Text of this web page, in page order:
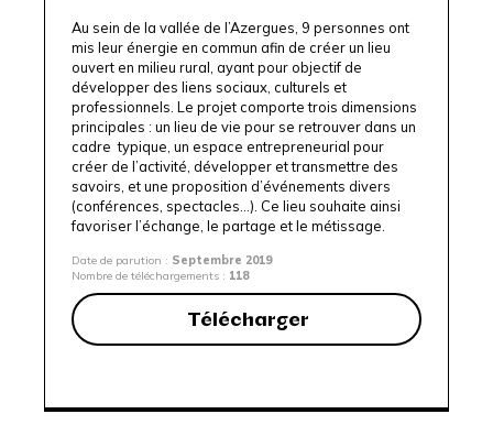
Au sein de la vallée de l’Azergues, 9 personnes ont
mis leur énergie en commun afin de créer un lieu
ouvert en milieu rural, ayant pour objectif de
développer des liens sociaux, culturels et
professionnels. Le projet comporte trois dimensions
principales : un lieu de vie pour se retrouver dans un
cadre typique, un espace entrepreneurial pour
créer de l’activité, développer et transmettre des
savoirs, et une proposition d’événements divers
(conférences, spectacles…). Ce lieu souhaite ainsi
favoriser l’échange, le partage et le métissage.
Date de parution : Septembre 2019
Nombre de téléchargements : 118
Télécharger